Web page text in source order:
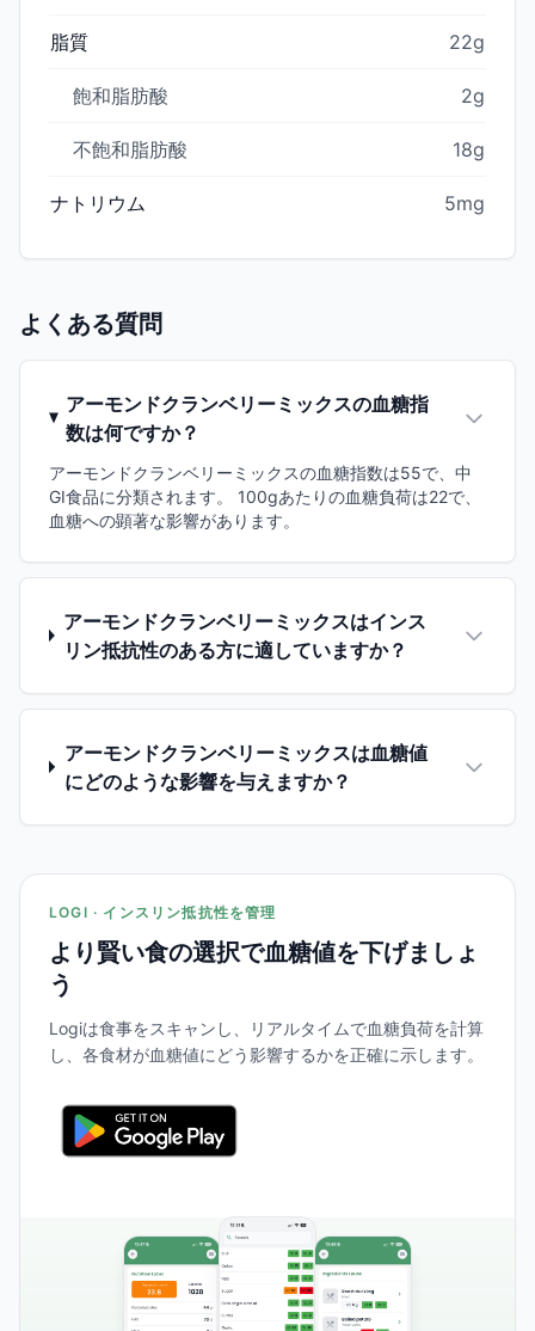
脂質 22g
飽和脂肪酸 2g
不飽和脂肪酸 18g
ナトリウム 5mg
よくある質問
アーモンドクランベリーミックスの血糖指
数は何ですか？
アーモンドクランベリーミックスの血糖指数は55で、中
GI食品に分類されます。 100gあたりの血糖負荷は22で、
血糖への顕著な影響があります。
アーモンドクランベリーミックスはインス
リン抵抗性のある方に適していますか？
アーモンドクランベリーミックスは血糖値
にどのような影響を与えますか？
LOGI · インスリン抵抗性を管理
より賢い食の選択で血糖値を下げましょ
う
Logiは食事をスキャンし、リアルタイムで血糖負荷を計算
し、各食材が血糖値にどう影響するかを正確に示します。